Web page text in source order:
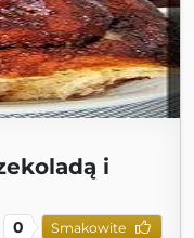
i
0 Smakowite